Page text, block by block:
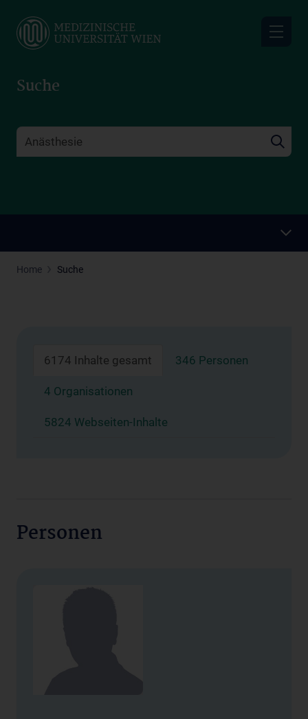
main
Suche
Home Suche
6174 Inhalte gesamt 346 Personen
4 Organisationen
5824 Webseiten-Inhalte
Personen